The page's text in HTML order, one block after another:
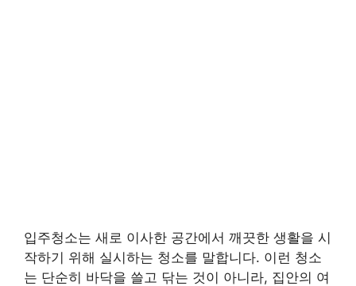
입주청소는 새로 이사한 공간에서 깨끗한 생활을 시
작하기 위해 실시하는 청소를 말합니다. 이런 청소
는 단순히 바닥을 쓸고 닦는 것이 아니라, 집안의 여